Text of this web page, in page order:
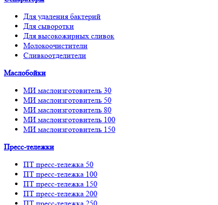
Для удаления бактерий
Для сыворотки
Для высокожирных сливок
Молокоочистители
Сливкоотделители
Маслобойки
МИ маслоизготовитель 30
МИ маслоизготовитель 50
МИ маслоизготовитель 80
МИ маслоизготовитель 100
МИ маслоизготовитель 150
Пресс-тележки
ПТ пресс-тележка 50
ПТ пресс-тележка 100
ПТ пресс-тележка 150
ПТ пресс-тележка 200